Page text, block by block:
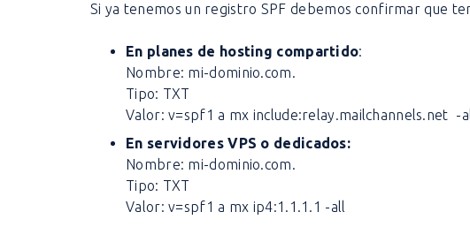
Si ya tenemos un registro SPF debemos confirmar que
En planes de hosting compartido:
Nombre: mi-dominio.com.
Tipo: TXT
Valor: v=spf1 a mx include:relay.mailchannels.net -
En servidores VPS o dedicados:
Nombre: mi-dominio.com.
Tipo: TXT
Valor: v=spf1 a mx ip4:1.1.1.1 -all